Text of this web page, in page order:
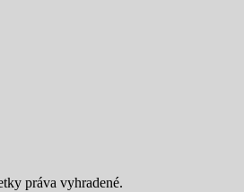
práva vyhradené.